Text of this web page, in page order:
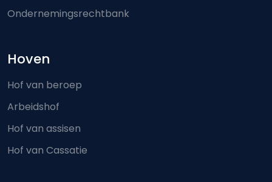
Ondernemingsrechtbank
Hoven
Hof van beroep
Arbeidshof
Hof van assisen
Hof van Cassatie